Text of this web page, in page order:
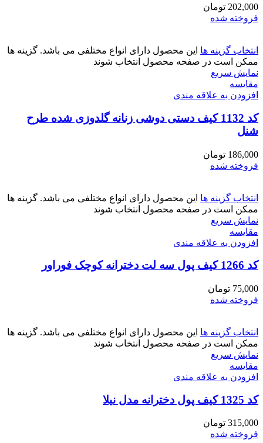
202,000 تومان
فروخته شده
انتخاب گزینه ها این محصول دارای انواع مختلفی می باشد. گزینه ها
ممکن است در صفحه محصول انتخاب شوند
نمایش سریع
مقايسه
افزودن به علاقه مندی
کد 1132 کیف دستی دوشی زنانه گلدوزی شده طرح
شنل
186,000 تومان
فروخته شده
انتخاب گزینه ها این محصول دارای انواع مختلفی می باشد. گزینه ها
ممکن است در صفحه محصول انتخاب شوند
نمایش سریع
مقايسه
افزودن به علاقه مندی
کد 1266 کیف پول سه لت دخترانه کوچک فوراور
75,000 تومان
فروخته شده
انتخاب گزینه ها این محصول دارای انواع مختلفی می باشد. گزینه ها
ممکن است در صفحه محصول انتخاب شوند
نمایش سریع
مقايسه
افزودن به علاقه مندی
کد 1325 کیف پول دخترانه مدل نیلا
315,000 تومان
فروخته شده